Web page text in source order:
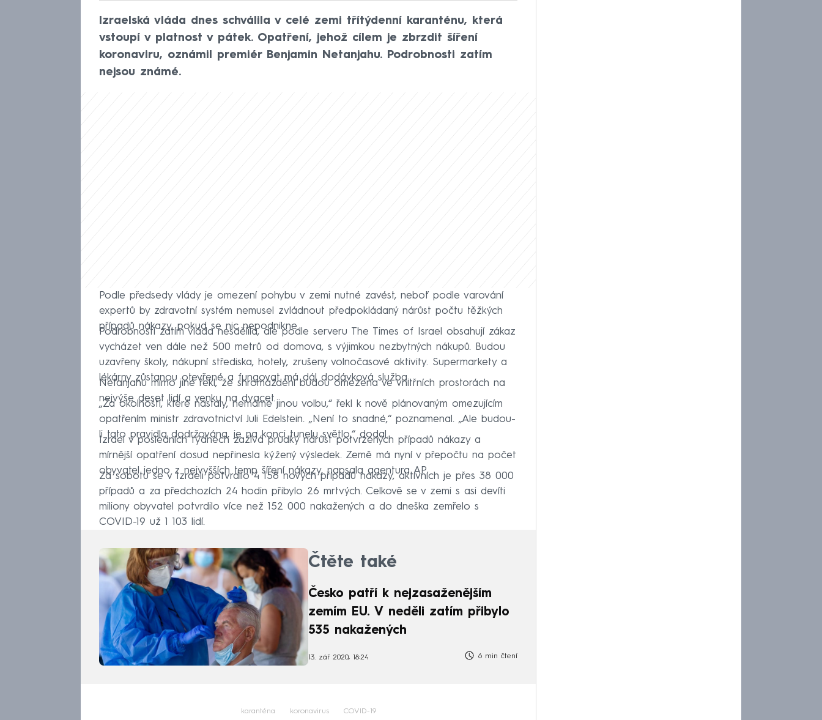
Izraelská vláda dnes schválila v celé zemi třítýdenní karanténu, která
vstoupí v platnost v pátek. Opatření, jehož cílem je zbrzdit šíření
koronaviru, oznámil premiér Benjamin Netanjahu. Podrobnosti zatím
nejsou známé.
Podle předsedy vlády je omezení pohybu v zemi nutné zavést, neboť podle varování
expertů by zdravotní systém nemusel zvládnout předpokládaný nárůst počtu těžkých
případů nákazy, pokud se nic nepodnikne.
Podrobnosti zatím vláda nesdělila, ale podle serveru The Times of Israel obsahují zákaz
vycházet ven dále než 500 metrů od domova, s výjimkou nezbytných nákupů. Budou
uzavřeny školy, nákupní střediska, hotely, zrušeny volnočasové aktivity. Supermarkety a
lékárny zůstanou otevřené a fungovat má dál dodávková služba.
Netanjahu mimo jiné řekl, že shromáždění budou omezena ve vnitřních prostorách na
nejvýše deset lidí a venku na dvacet.
„Za okolností, které nastaly, nemáme jinou volbu,“ řekl k nově plánovaným omezujícím
opatřením ministr zdravotnictví Juli Edelstein. „Není to snadné,“ poznamenal. „Ale budou-
li tato pravidla dodržována, je na konci tunelu světlo,“ dodal.
Izrael v posledních týdnech zažívá prudký nárůst potvrzených případů nákazy a
mírnější opatření dosud nepřinesla kýžený výsledek. Země má nyní v přepočtu na počet
obyvatel jedno z nejvyšších temp šíření nákazy, napsala agentura AP.
Za sobotu se v Izraeli potvrdilo 4 158 nových případů nákazy, aktivních je přes 38 000
případů a za předchozích 24 hodin přibylo 26 mrtvých. Celkově se v zemi s asi devíti
miliony obyvatel potvrdilo více než 152 000 nakažených a do dneška zemřelo s
COVID-19 už 1 103 lidí.
Čtěte také
Česko patří k nejzasaženějším
zemím EU. V neděli zatím přibylo
535 nakažených
13. zář 2020, 18:24 6 min čtení
karanténa koronavirus COVID-19